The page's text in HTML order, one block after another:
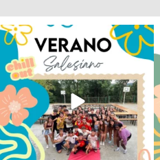
Los alumnos de 6º de Primaria, 1º y 2º
de la ESO...
145 2